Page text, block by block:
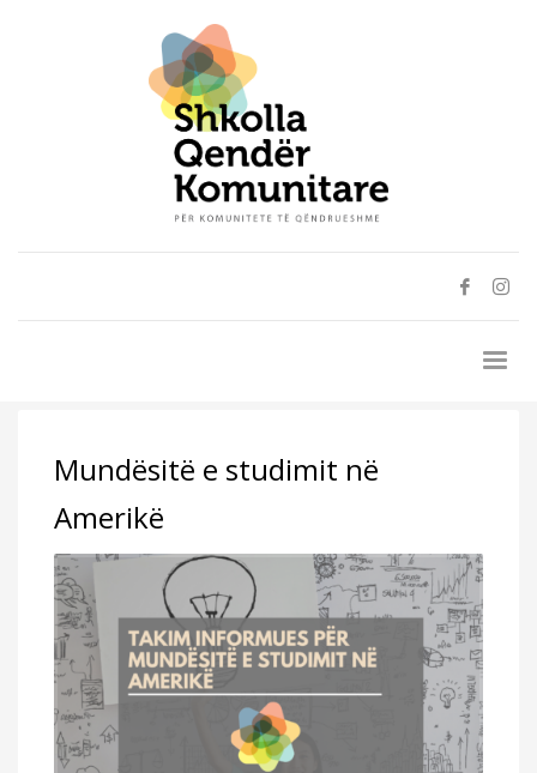
Mundësitë e studimit në
Amerikë